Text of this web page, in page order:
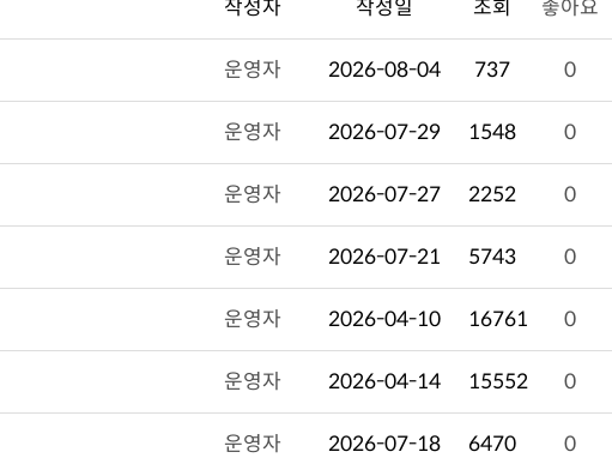
작성자 작성일 조회 좋아요
운영자 2026-08-04 737 0
운영자 2026-07-29 1548 0
운영자 2026-07-27 2252 0
운영자 2026-07-21 5743 0
운영자 2026-04-10 16761 0
운영자 2026-04-14 15552 0
운영자 2026-07-18 6470 0